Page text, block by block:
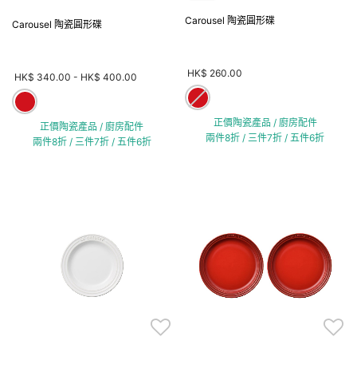
Carousel 陶瓷圓形碟
HK$ 340.00 - HK$ 400.00
正價陶瓷產品 / 廚房配件
兩件8折 / 三件7折 / 五件6折
Carousel 陶瓷圓形碟
HK$ 260.00
正價陶瓷產品 / 廚房配件
兩件8折 / 三件7折 / 五件6折